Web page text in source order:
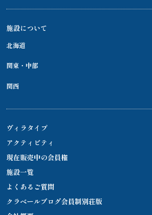
施設について
北海道
関東・中部
関西
ヴィラタイプ
アクティビティ
現在販売中の会員権
施設一覧
よくあるご質問
クラベールブログ会員制別荘版